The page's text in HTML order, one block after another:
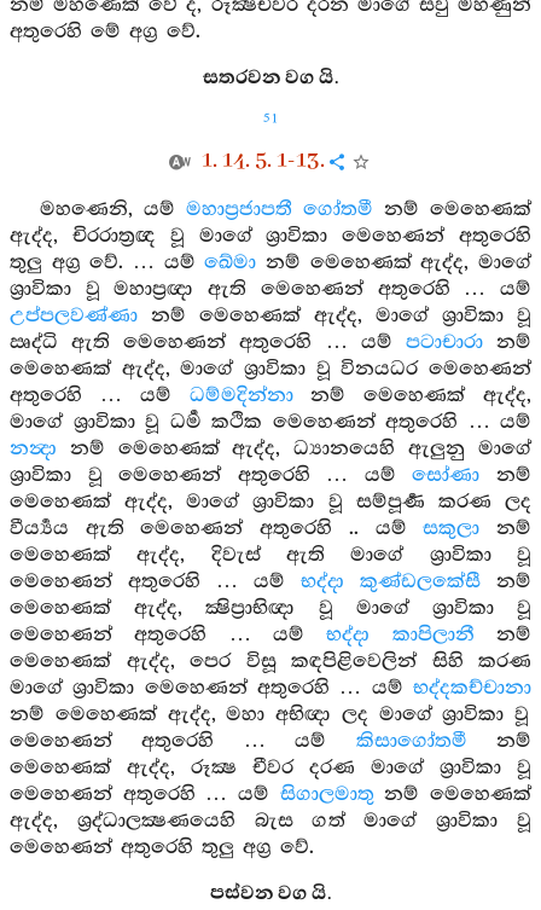
නම් මහණෙක් වේ ද, රූක්‍ෂචීවර දරන මාගේ සවු මහණුන්
අතුරෙහි මේ අග්‍ර වේ.
සතරවන වග යි.
51
1. 14. 5. 1-13.
මහණෙනි, යම් මහාප්‍රජාපතී ගෝතමී නම් මෙහෙණක්
ඇද්ද, චිරරාත්‍රඥ වූ මාගේ ශ්‍රාවිකා මෙහෙණන් අතුරෙහි
තුලු අග්‍ර වේ. … යම්ඛේමා නම් මෙහෙණක් ඇද්ද, මාගේ
ශ්‍රාවිකා වූ මහාප්‍රඥා ඇති මෙහෙණන් අතුරෙහි … යම්
උප්පලවණ්ණා නම් මෙහෙණක් ඇද්ද, මාගේ ශ්‍රාවිකා වූ
ඍද්ධි ඇති මෙහෙණන් අතුරෙහි … යම් පටාචාරානම්
මෙහෙණක් ඇද්ද, මාගේ ශ්‍රාවිකා වූ විනයධර මෙහෙණන්
අතුරෙහි … යම් ධම්මදින්නානම් මෙහෙණක් ඇද්ද,
මාගේ ශ්‍රාවිකා වූ ධර්‍ම කථික මෙහෙණන් අතුරෙහි … යම්
නන්‍දා නම් මෙහෙණක් ඇද්ද, ධ්‍යානයෙහි ඇලුනු මාගේ
ශ්‍රාවිකා වූ මෙහෙණන් අතුරෙහි … යම්සෝණා නම්
මෙහෙණක් ඇද්ද, මාගේ ශ්‍රාවිකා වූ සම්පූර්‍ණ කරණ ලද
වීර්‍ය්‍යය ඇති මෙහෙණන් අතුරෙහි .. යම්සකුලා නම්
මෙහෙණක් ඇද්ද, දිවැස් ඇති මාගේ ශ්‍රාවිකා වූ
මෙහෙණන් අතුරෙහි … යම් භද්දා කුණ්ඩලකේසී නම්
මෙහෙණක් ඇද්ද, ක්‍ෂිප්‍රාභිඥා වූ මාගේ ශ්‍රාවිකා වූ
මෙහෙණන් අතුරෙහි … යම්භද්දා කාපිලානී නම්
මෙහෙණක් ඇද්ද, පෙර විසූ කඳපිළිවෙලින් සිහි කරණ
මාගේ ශ්‍රාවිකා මෙහෙණන් අතුරෙහි … යම් භද්දකච්චානා
නම් මෙහෙණක් ඇද්ද, මහා අභිඥා ලද මාගේ ශ්‍රාවිකා වූ
මෙහෙණන් අතුරෙහි … යම් කිසාගෝතමී නම්
මෙහෙණක් ඇද්ද, රූක්‍ෂ චීවර දරණ මාගේ ශ්‍රාවිකා වූ
මෙහෙණන් අතුරෙහි … යම් සිගාලමාතු නම් මෙහෙණක්
ඇද්ද, ශ්‍රද්ධාලක්‍ෂණයෙහි බැස ගත් මාගේ ශ්‍රාවිකා වූ
මෙහෙණන් අතුරෙහි තුලු අග්‍ර වේ.
පස්වන වග යි.